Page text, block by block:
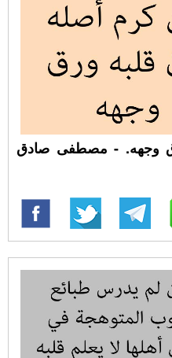
وجهه. - مصطفى صادق